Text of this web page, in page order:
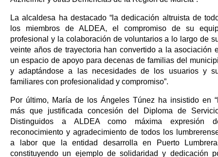
La alcaldesa ha destacado “la dedicación altruista de
los miembros de ALDEA, el compromiso de su
profesional y la colaboración de voluntarios a lo largo de
veinte años de trayectoria han convertido a la asociación
un espacio de apoyo para decenas de familias del
y adaptándose a las necesidades de los usuarios y
familiares con profesionalidad y compromiso”.
Por último, María de los Ángeles Túnez ha insistido en
más que justificada concesión del Diploma de
Distinguidos a ALDEA como máxima expresión
reconocimiento y agradecimiento de todos los
a labor que la entidad desarrolla en Puerto
constituyendo un ejemplo de solidaridad y dedicación